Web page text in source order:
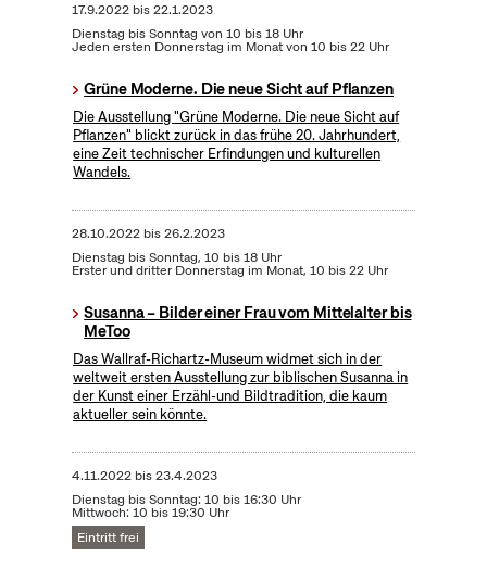
17.9.2022bis22.1.2023
Dienstag bis Sonntag von 10 bis 18 Uhr
Jeden ersten Donnerstag im Monat von 10 bis 22 Uhr
Grüne Moderne. Die neue Sicht auf Pflanzen
Die Ausstellung "Grüne Moderne. Die neue Sicht auf
Pflanzen" blickt zurück in das frühe 20. Jahrhundert,
eine Zeit technischer Erfindungen und kulturellen
Wandels.
28.10.2022bis26.2.2023
Dienstag bis Sonntag, 10 bis 18 Uhr
Erster und dritter Donnerstag im Monat, 10 bis 22 Uhr
Susanna – Bilder einer Frau vom Mittelalter bis
MeToo
Das Wallraf-Richartz-Museum widmet sich in der
weltweit ersten Ausstellung zur biblischen Susanna in
der Kunst einer Erzähl-und Bildtradition, die kaum
aktueller sein könnte.
4.11.2022bis23.4.2023
Dienstag bis Sonntag: 10 bis 16:30 Uhr
Mittwoch: 10 bis 19:30 Uhr
Eintritt frei